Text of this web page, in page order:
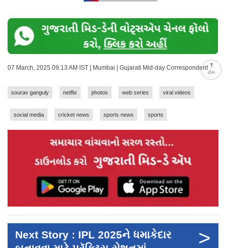
ટોચ
07 March, 2025 09:13 AM IST | Mumbai | Gujarati Mid-day Correspondent
sourav ganguly netflix photos web series viral videos
social media cricket news sports news sports
Next Story : IPL 2025ને ધમાકેદાર
>